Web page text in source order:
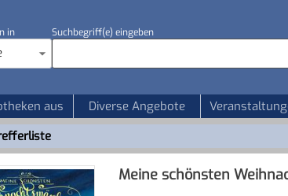
in Suchbegriff(e) eingeben
aus Diverse Angebote
Meine schönsten